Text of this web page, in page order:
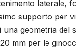
laterale,
supporto per
geometria
mm per le